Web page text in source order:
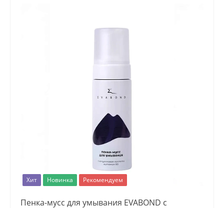
Хит Новинка Рекомендуем
Пенка-мусс для умывания EVABOND с